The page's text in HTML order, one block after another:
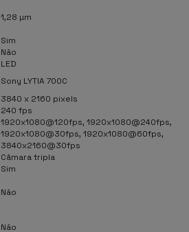
1,28 µm
Sim
Não
LED
Sony LYTIA 700C
3840 x 2160 pixels
240 fps
1920x1080@120fps, 1920x1080@240fps,
1920x1080@30fps, 1920x1080@60fps,
3840x2160@30fps
Câmara tripla
Sim
Não
Não